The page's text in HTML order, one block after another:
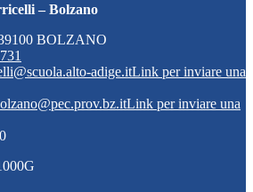
– Bolzano
BOLZANO
adige.itLink per inviare una
Link per inviare una